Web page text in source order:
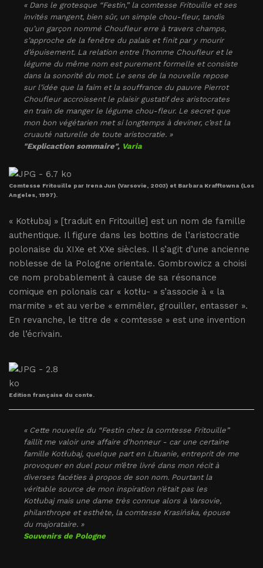
« Dans le grotesque “Festin,” la comtesse Fritouille et ses
invités mangent, bien sûr, un simple chou-fleur, tandis
qu’un garçon nommé Choufleur erre à travers champs,
s’approche de la fenêtre du palais et finit par y mourir
d’épuisement. La relation entre l’homme Choufleur et le
légume du même nom est purement formelle et consiste
dans la sonorité du mot. Le sens de la nouvelle repose
sur l’idée que la faim et la souffrance du pauvre Pierrot
Choufleur accroissent le plaisir gustatif des aristocrates
en train de manger le légume chou-fleur. Le secret que
mon bon végétarien met si longtemps à deviner, c’est la
cruauté naturelle de toute aristocratie. »
"Explicaction sommaire", Varia
Comtesse Fritouille par Irena Jun (Varsovie, 2003) et Barbara Krafftowna (Los
Angeles, 1997).
« Kotłubaj » [traduit en Fritouille] est un nom de famille
authentique. Il figure dans les bottins de l’aristocratie
polonaise du XIXe et XXe siècles. Il s’agit d’une ancienne
noblesse de la Pologne orientale. Gombrowicz a choisi
ce nom probablement à cause de sa résonance
comique en polonais car « kotłu- » s’associe à « la
marmite » et au verbe « emmêler, grouiller, entasser ».
En revanche, le titre de « comtesse » est une invention
de l’écrivain.
Edition française du conte.
« Cette nouvelle du “Festin chez la comtesse Fritouille”
faillit me valoir une affaire d’honneur - car une certaine
famille Kotłubaj, quelque part en Lituanie, entreprit de me
provoquer en duel pour m’être livré dans mon récit à
diverses facéties à propos de son nom. Pourtant la
véritable source de mon inspiration n’était pas les
Kotłubaj mais une dame très connue alors à Varsovie,
philanthrope et esthète, la comtesse Krasińska, épouse
du majorataire. »
Souvenirs de Pologne